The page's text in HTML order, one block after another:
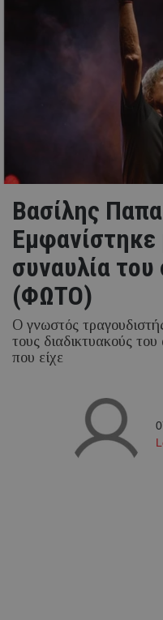
Βασίλης
Εμφανίστηκε
συναυλία
(ΦΩΤΟ)
Ο γνωστός
τους διαδικτυακούς
που είχε